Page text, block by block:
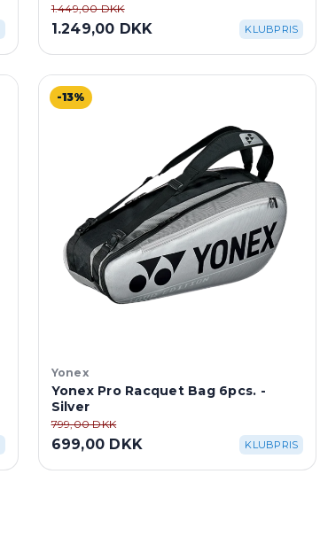
1.449,00 DKK
1.249,00 DKK KLUBPRIS
-13%
Yonex
Yonex Pro Racquet Bag 6pcs. -
Silver
799,00 DKK
699,00 DKK KLUBPRIS